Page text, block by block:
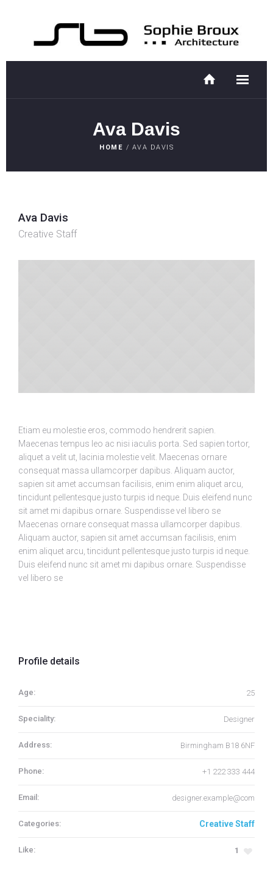
Ava Davis
HOME / AVA DAVIS
Ava Davis
Creative Staff
Etiam eu molestie eros, commodo hendrerit sapien.
Maecenas tempus leo ac nisi iaculis porta. Sed sapien tortor,
aliquet a velit ut, lacinia molestie velit. Maecenas ornare
consequat massa ullamcorper dapibus. Aliquam auctor,
sapien sit amet accumsan facilisis, enim enim aliquet arcu,
tincidunt pellentesque justo turpis id neque. Duis eleifend nunc
sit amet mi dapibus ornare. Suspendisse vel libero se
Maecenas ornare consequat massa ullamcorper dapibus.
Aliquam auctor, sapien sit amet accumsan facilisis, enim
enim aliquet arcu, tincidunt pellentesque justo turpis id neque.
Duis eleifend nunc sit amet mi dapibus ornare. Suspendisse
vel libero se
Profile details
Age: 25
Speciality: Designer
Address: Birmingham B18 6NF
Phone: +1 222 333 444
Email: designer.example@com
Categories: Creative Staff
Like: 1